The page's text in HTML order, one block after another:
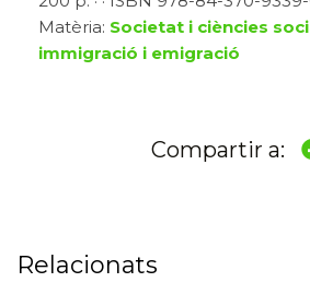
Matèria: Societat i ciències
immigració i emigració
Compartir a:
Relacionats